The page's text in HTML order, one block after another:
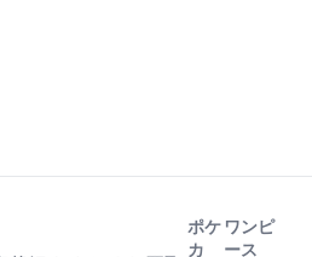
ポケ
カ
ワンピ
ース